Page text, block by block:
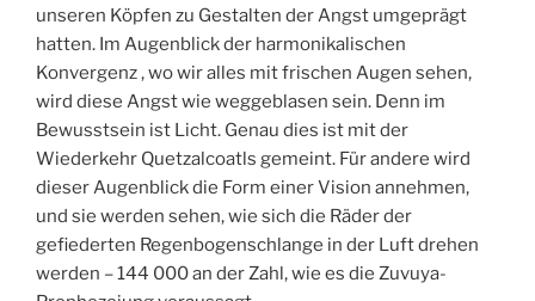
unseren Köpfen zu Gestalten der Angst umgeprägt
hatten. Im Augenblick der harmonikalischen
Konvergenz , wo wir alles mit frischen Augen sehen,
wird diese Angst wie weggeblasen sein. Denn im
Bewusstsein ist Licht. Genau dies ist mit der
Wiederkehr Quetzalcoatls gemeint. Für andere wird
dieser Augenblick die Form einer Vision annehmen,
und sie werden sehen, wie sich die Räder der
gefiederten Regenbogenschlange in der Luft drehen
werden – 144 000 an der Zahl, wie es die Zuvuya-